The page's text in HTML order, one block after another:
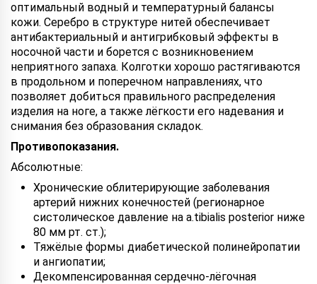
оптимальный водный и температурный балансы
кожи. Серебро в структуре нитей обеспечивает
антибактериальный и антигрибковый эффекты в
носочной части и борется с возникновением
неприятного запаха. Колготки хорошо растягиваются
в продольном и поперечном направлениях, что
позволяет добиться правильного распределения
изделия на ноге, а также лёгкости его надевания и
снимания без образования складок.
Противопоказания.
Абсолютные:
Хронические облитерирующие заболевания
артерий нижних конечностей (регионарное
систолическое давление на a.tibialis posterior ниже
80 мм рт. ст.);
Тяжёлые формы диабетической полинейропатии
и ангиопатии;
Декомпенсированная сердечно-лёгочная